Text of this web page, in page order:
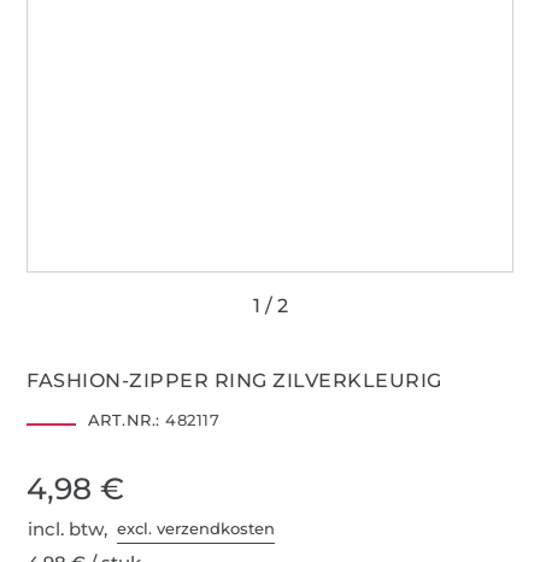
FASHION-ZIPPER RING ZILVERKLEURIG
ART.NR.: 482117
4,98 €
incl. btw,excl. verzendkosten